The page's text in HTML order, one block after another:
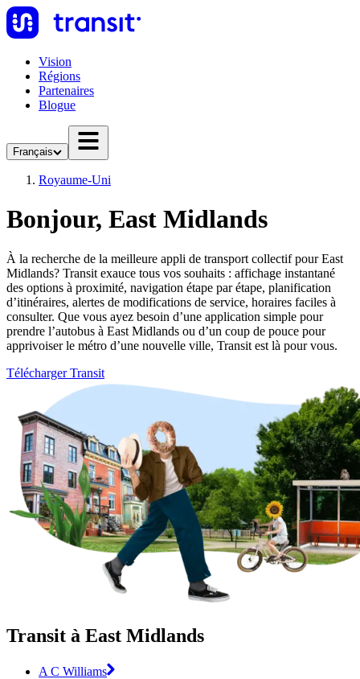
Vision
Régions
Partenaires
Blogue
Français
Royaume-Uni
Bonjour, East Midlands
À la recherche de la meilleure appli de transport collectif pour East
Midlands? Transit exauce tous vos souhaits : affichage instantané
des options à proximité, navigation étape par étape, planification
d’itinéraires, alertes de modifications de service, horaires faciles à
consulter. Que vous ayez besoin d’une application simple pour
prendre l’autobus à East Midlands ou d’un coup de pouce pour
apprivoiser le métro d’une nouvelle ville, Transit est là pour vous.
Télécharger Transit
Transit à East Midlands
A C Williams